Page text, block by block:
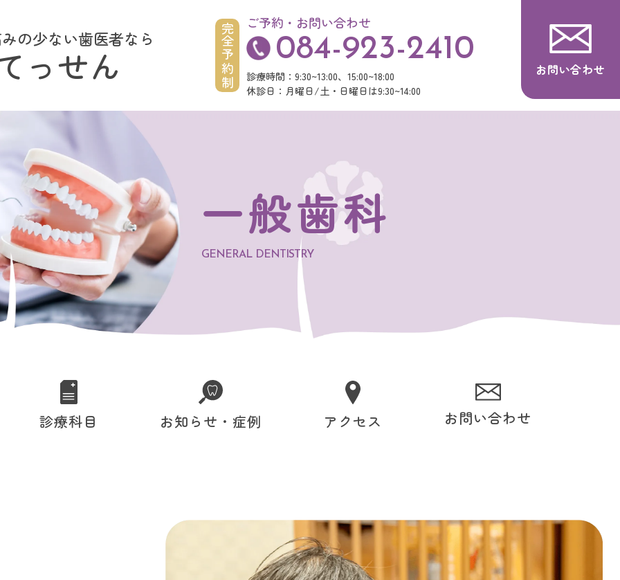
の少ない歯医者なら
っせん 完全予約制 ご予約・お問い合わせ
084-923-2410
診療時間：9:30~13:00、15:00~18:00
休診日：月曜日/土・日曜日は9:30~14:00
お問い合わせ
一般歯科
GENERAL DENTISTRY
診療科目 お知らせ・症例 アクセス お問い合わせ